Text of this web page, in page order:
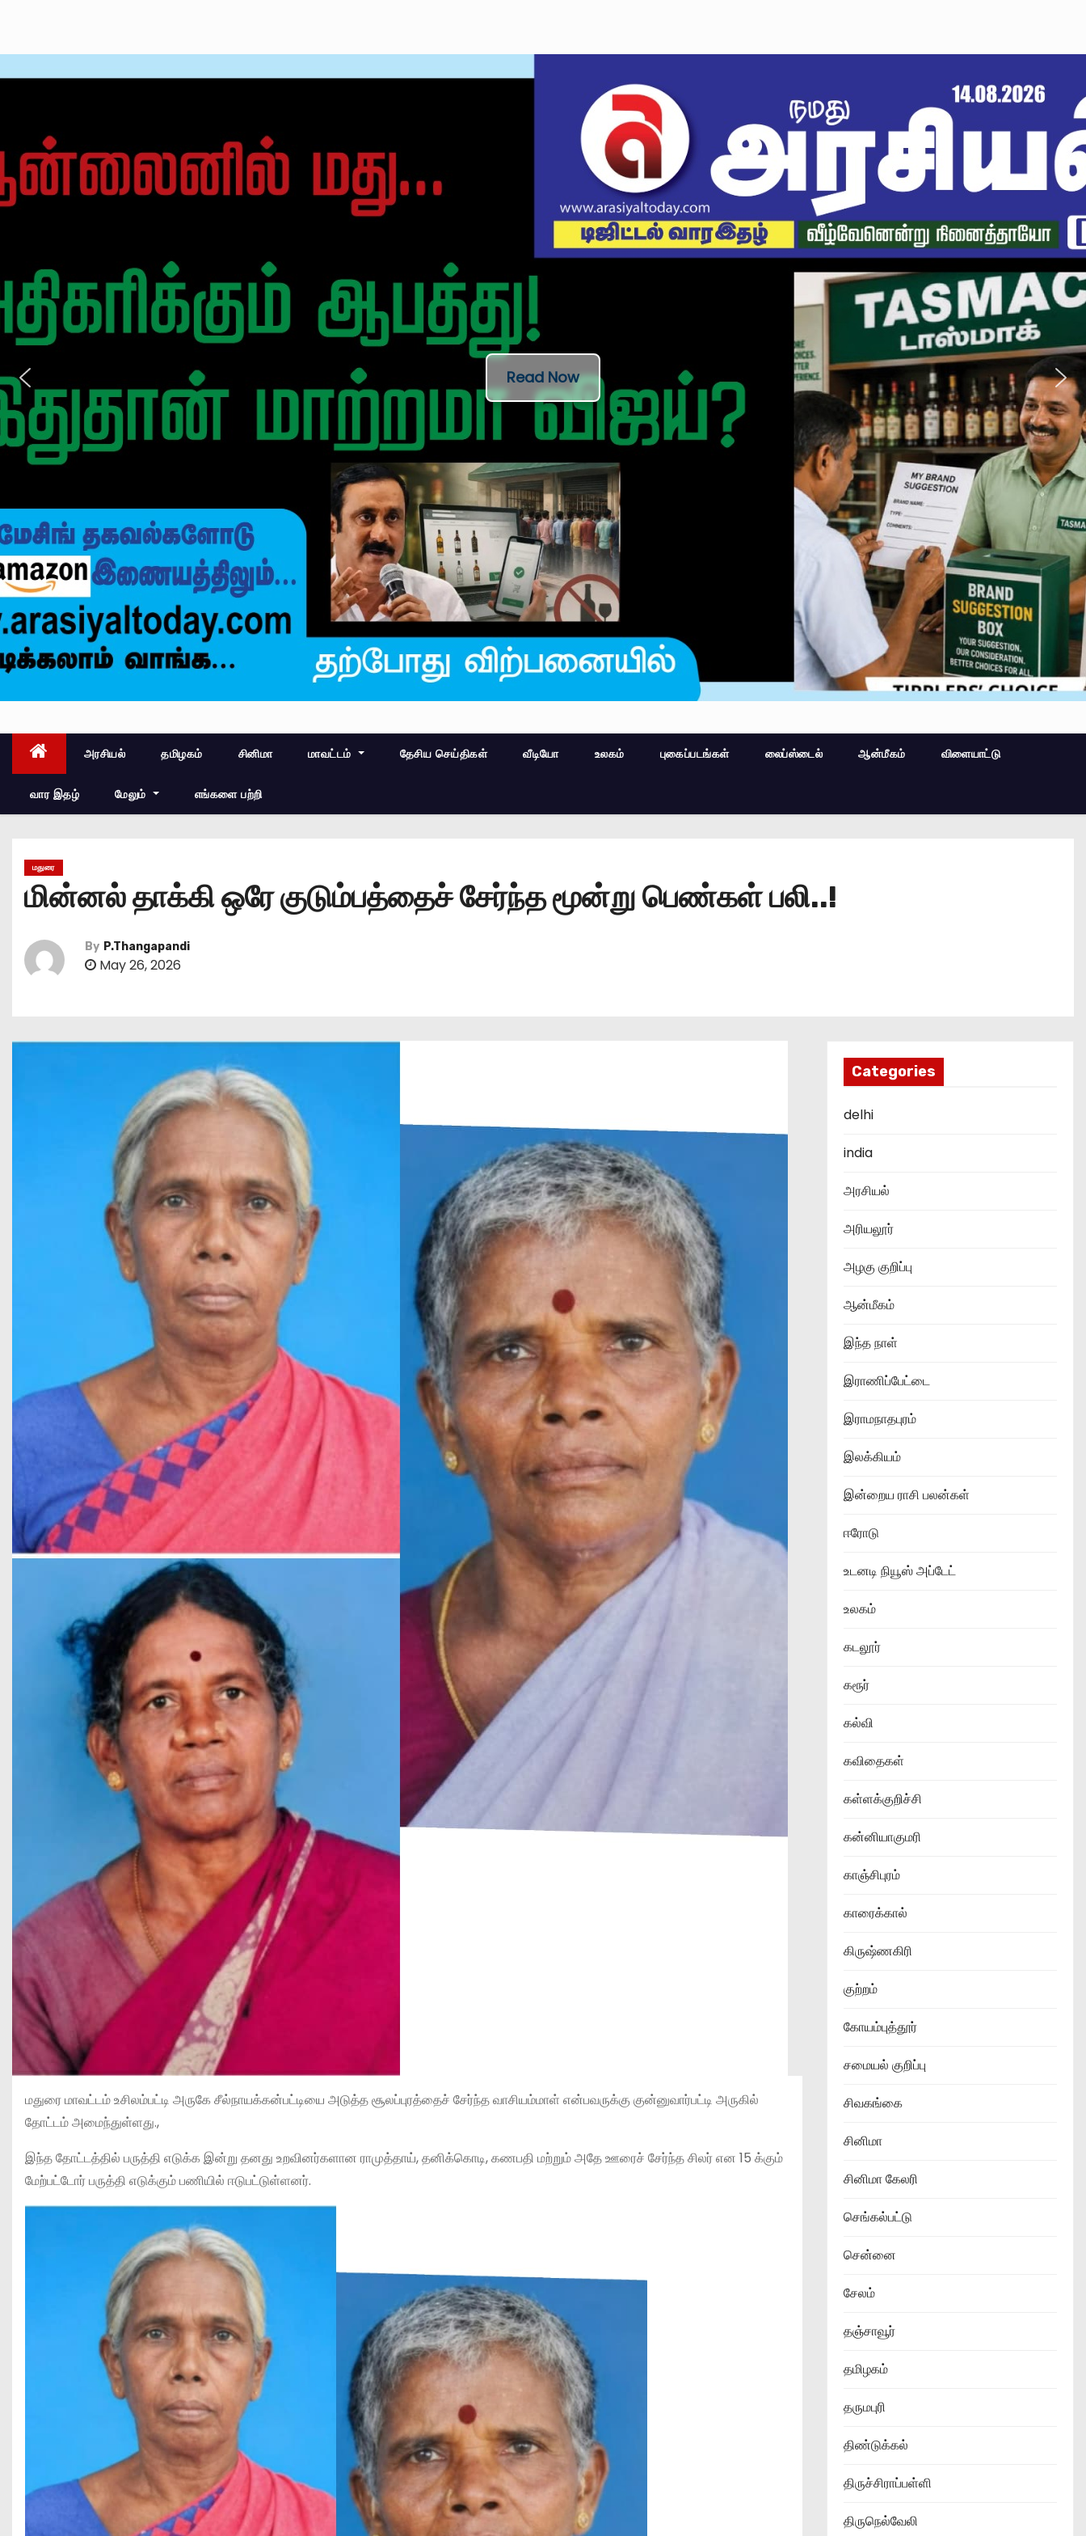
Read Now
அரசியல் தமிழகம் சினிமா மாவட்டம் தேசிய செய்திகள் வீடியோ உலகம் புகைப்படங்கள் லைப்ஸ்டைல் ஆன்மீகம் விளையாட்டு
வார இதழ் மேலும் எங்களை பற்றி
மதுரை
மின்னல் தாக்கி ஒரே குடும்பத்தைச் சேர்ந்த மூன்று பெண்கள் பலி..!
By P.Thangapandi
May 26, 2026
மதுரை மாவட்டம் உசிலம்பட்டி அருகே சீல்நாயக்கன்பட்டியை அடுத்த சூலப்புரத்தைச் சேர்ந்த வாசியம்மாள் என்பவருக்கு குன்னுவார்பட்டி அருகில்
தோட்டம் அமைந்துள்ளது.,
இந்த தோட்டத்தில் பருத்தி எடுக்க இன்று தனது உறவினர்களான ராமுத்தாய், தனிக்கொடி, கணபதி மற்றும் அதே ஊரைச் சேர்ந்த சிலர் என 15 க்கும்
மேற்பட்டோர் பருத்தி எடுக்கும் பணியில் ஈடுபட்டுள்ளனர்.
Categories
delhi
india
அரசியல்
அரியலூர்
அழகு குறிப்பு
ஆன்மீகம்
இந்த நாள்
இராணிப்பேட்டை
இராமநாதபுரம்
இலக்கியம்
இன்றைய ராசி பலன்கள்
ஈரோடு
உடனடி நியூஸ் அப்டேட்
உலகம்
கடலூர்
கரூர்
கல்வி
கவிதைகள்
கள்ளக்குறிச்சி
கன்னியாகுமரி
காஞ்சிபுரம்
காரைக்கால்
கிருஷ்ணகிரி
குற்றம்
கோயம்புத்தூர்
சமையல் குறிப்பு
சிவகங்கை
சினிமா
சினிமா கேலரி
செங்கல்பட்டு
சென்னை
சேலம்
தஞ்சாவூர்
தமிழகம்
தருமபுரி
திண்டுக்கல்
திருச்சிராப்பள்ளி
திருநெல்வேலி